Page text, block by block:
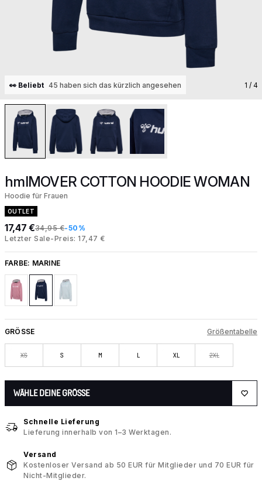
👀 Beliebt 45 haben sich das kürzlich angesehen 1 / 4
hmlMOVER COTTON HOODIE WOMAN
Hoodie für Frauen
OUTLET
17,47 €34,95 €-50%
Letzter Sale-Preis: 17,47 €
FARBE: MARINE
GRÖSSE Größentabelle
XS S M L XL 2XL
WÄHLE DEINE GRÖSSE
Schnelle Lieferung
Lieferung innerhalb von 1–3 Werktagen.
Versand
Kostenloser Versand ab 50 EUR für Mitglieder und 70 EUR für
Nicht-Mitglieder.